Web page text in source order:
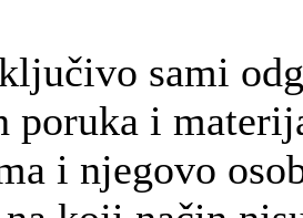
sami
poruka i
i njegovo